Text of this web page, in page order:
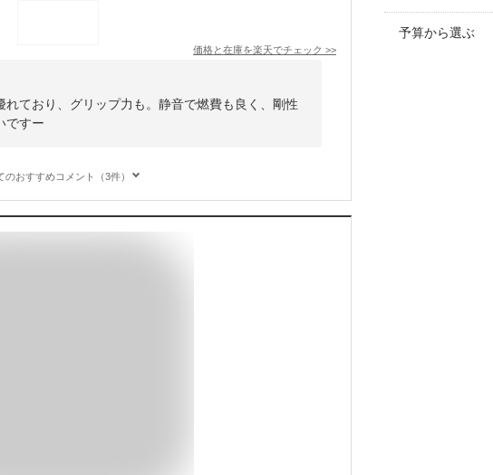
価格と在庫を楽天でチェック >>
ており、グリップ力も。静音で燃費も良く、剛性
ですー
のおすすめコメント（3件）
予算から選ぶ